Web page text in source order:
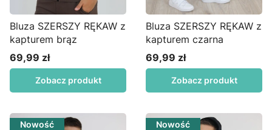
Bluza SZERSZY RĘKAW z
kapturem brąz
Cena
69,99 zł
Zobacz produkt
Bluza SZERSZY RĘKAW z
kapturem czarna
Cena
69,99 zł
Zobacz produkt
Nowość Nowość